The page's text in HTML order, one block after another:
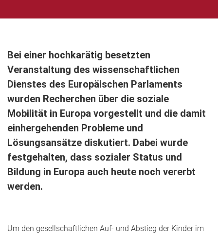
Bei einer hochkarätig besetzten
Veranstaltung des wissenschaftlichen
Dienstes des Europäischen Parlaments
wurden Recherchen über die soziale
Mobilität in Europa vorgestellt und die damit
einhergehenden Probleme und
Lösungsansätze diskutiert. Dabei wurde
festgehalten, dass sozialer Status und
Bildung in Europa auch heute noch vererbt
werden.
Um den gesellschaftlichen Auf- und Abstieg der Kinder im